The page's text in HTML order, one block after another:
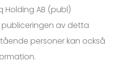
Holding AB (publ)
av detta
personer kan också